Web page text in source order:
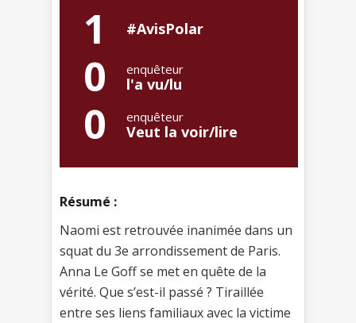
1 #AvisPolar
0 enquêteur
l'a vu/lu
0 enquêteur
Veut la voir/lire
Résumé :
Naomi est retrouvée inanimée dans un
squat du 3e arrondissement de Paris.
Anna Le Goff se met en quête de la
vérité. Que s’est-il passé ? Tiraillée
entre ses liens familiaux avec la victime